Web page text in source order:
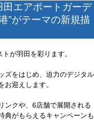
エアポートガーデ
”がテーマの新規描
が羽田を彩ります。
をはじめ、迫力のデジタル
迎えします。
ンクや、6店舗で展開される
典がもらえるキャンペーンも